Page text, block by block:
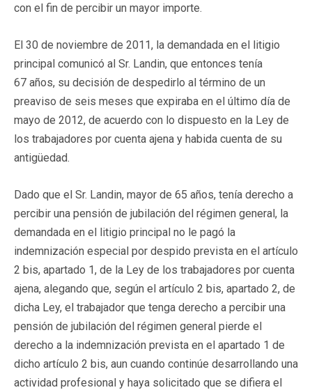
con el fin de percibir un mayor importe.
El 30 de noviembre de 2011, la demandada en el litigio
principal comunicó al Sr. Landin, que entonces tenía
67 años, su decisión de despedirlo al término de un
preaviso de seis meses que expiraba en el último día de
mayo de 2012, de acuerdo con lo dispuesto en la Ley de
los trabajadores por cuenta ajena y habida cuenta de su
antigüedad.
Dado que el Sr. Landin, mayor de 65 años, tenía derecho a
percibir una pensión de jubilación del régimen general, la
demandada en el litigio principal no le pagó la
indemnización especial por despido prevista en el artículo
2 bis, apartado 1, de la Ley de los trabajadores por cuenta
ajena, alegando que, según el artículo 2 bis, apartado 2, de
dicha Ley, el trabajador que tenga derecho a percibir una
pensión de jubilación del régimen general pierde el
derecho a la indemnización prevista en el apartado 1 de
dicho artículo 2 bis, aun cuando continúe desarrollando una
actividad profesional y haya solicitado que se difiera el